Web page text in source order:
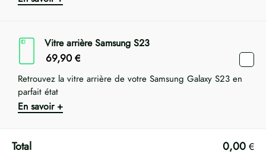
Vitre arrière Samsung S23
69,90 €
Retrouvez la vitre arrière de votre Samsung Galaxy S23 en
parfait état
En savoir +
0,00 €